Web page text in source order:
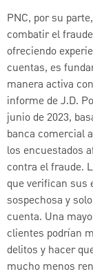
PNC, por su
combatir el
ofreciendo
cuentas, es
manera activa
informe de J.D.
junio de 2023,
banca comercial
los encuestados
contra el fraude.
que verifican sus
sospechosa y
cuenta. Una
clientes podrían
delitos y hacer
mucho menos